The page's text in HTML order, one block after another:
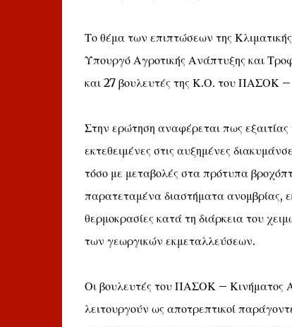
Το θέμα των επιπτώσεων της
Υπουργό Αγροτικής Ανάπτυξης και
και 27 βουλευτές της Κ.Ο. του ΠΑΣΟΚ
Στην ερώτηση αναφέρεται πως εξαιτίας
εκτεθειμένες στις αυξημένες
τόσο με μεταβολές στα πρότυπα
παρατεταμένα διαστήματα ανομβρίας,
θερμοκρασίες κατά τη διάρκεια του
των γεωργικών εκμεταλλεύσεων.
Οι βουλευτές του ΠΑΣΟΚ – Κινήματος
λειτουργούν ως αποτρεπτικοί